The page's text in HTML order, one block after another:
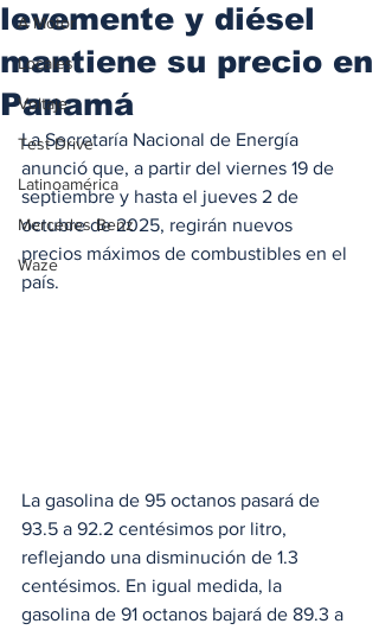
A Motor
Locales
Voltaje
Test Drive
Latinoamérica
Mercedes Benz
Waze
levemente y diésel
mantiene su precio en
Panamá
La Secretaría Nacional de Energía
anunció que, a partir del viernes 19 de
septiembre y hasta el jueves 2 de
octubre de 2025, regirán nuevos
precios máximos de combustibles en el
país.
La gasolina de 95 octanos pasará de
93.5 a 92.2 centésimos por litro,
reflejando una disminución de 1.3
centésimos. En igual medida, la
gasolina de 91 octanos bajará de 89.3 a